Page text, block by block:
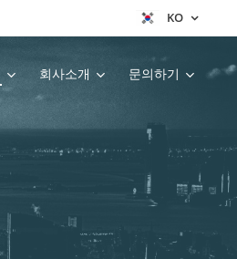
KO
회사소개 문의하기